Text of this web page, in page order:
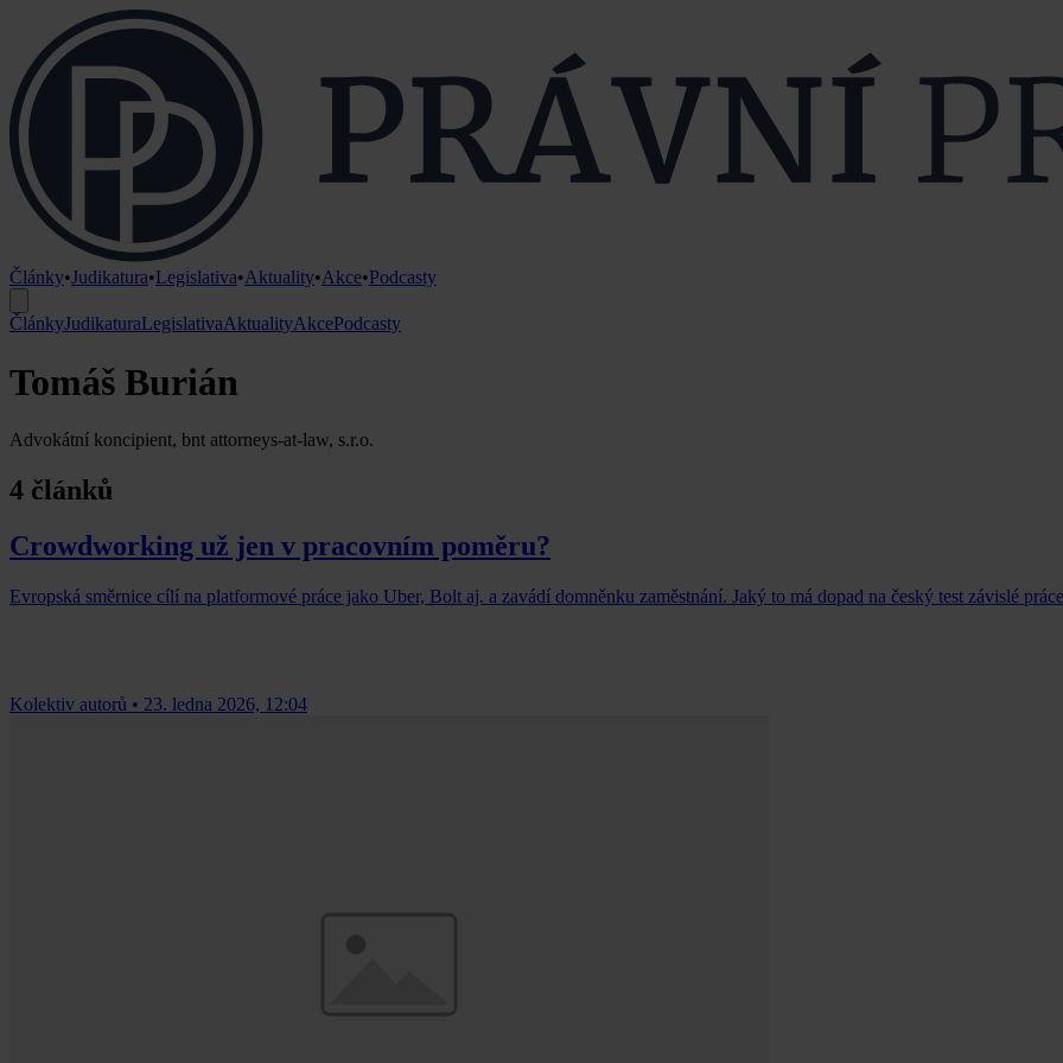
Články•Judikatura•Legislativa•Aktuality•Akce•Podcasty
ČlánkyJudikaturaLegislativaAktualityAkcePodcasty
Tomáš Burián
Advokátní koncipient, bnt attorneys-at-law, s.r.o.
4 článků
Crowdworking už jen v pracovním poměru?
Evropská směrnice cílí na platformové práce jako Uber, Bolt aj. a zavádí domněnku zaměstnání. Jaký to má dopad na český test závislé
Kolektiv autorů • 23. ledna 2026, 12:04